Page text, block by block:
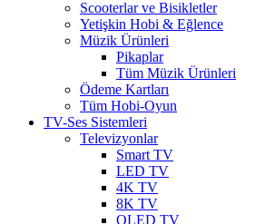
Scooterlar ve Bisikletler
Yetişkin Hobi & Eğlence
Müzik Ürünleri
Pikaplar
Tüm Müzik Ürünleri
Ödeme Kartları
Tüm Hobi-Oyun
TV-Ses Sistemleri
Televizyonlar
Smart TV
LED TV
4K TV
8K TV
OLED TV